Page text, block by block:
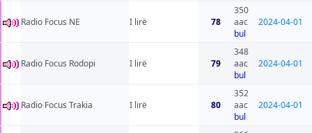
Radio Focus NE I lirë 78
350
aac
bul
2024-04-01
Radio Focus Rodopi I lirë 79
348
aac
bul
2024-04-01
Radio Focus Trakia I lirë 80
352
aac
bul
2024-04-01